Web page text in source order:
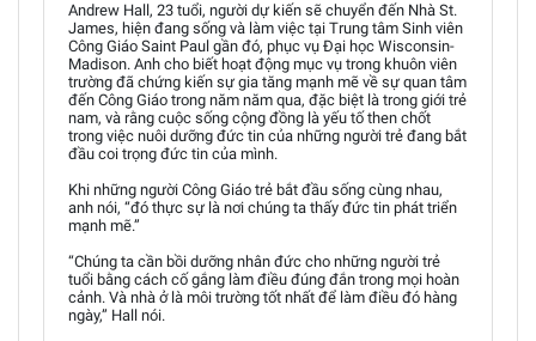
Andrew Hall, 23 tuổi, người dự kiến sẽ chuyển đến Nhà St.
James, hiện đang sống và làm việc tại Trung tâm Sinh viên
Công Giáo Saint Paul gần đó, phục vụ Đại học Wisconsin-
Madison. Anh cho biết hoạt động mục vụ trong khuôn viên
trường đã chứng kiến sự gia tăng mạnh mẽ về sự quan tâm
đến Công Giáo trong năm năm qua, đặc biệt là trong giới trẻ
nam, và rằng cuộc sống cộng đồng là yếu tố then chốt
trong việc nuôi dưỡng đức tin của những người trẻ đang bắt
đầu coi trọng đức tin của mình.
Khi những người Công Giáo trẻ bắt đầu sống cùng nhau,
anh nói, “đó thực sự là nơi chúng ta thấy đức tin phát triển
mạnh mẽ.”
“Chúng ta cần bồi dưỡng nhân đức cho những người trẻ
tuổi bằng cách cố gắng làm điều đúng đắn trong mọi hoàn
cảnh. Và nhà ở là môi trường tốt nhất để làm điều đó hàng
ngày,” Hall nói.